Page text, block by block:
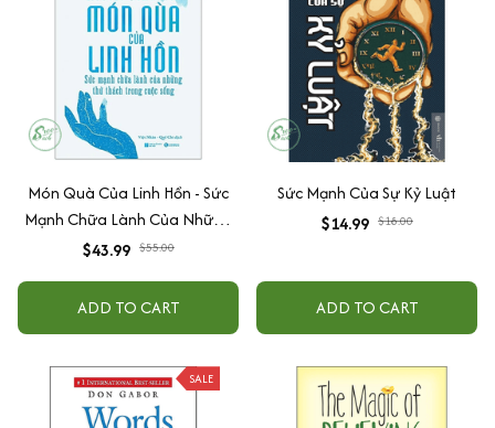
Món Quà Của Linh Hồn - Sức
Mạnh Chữa Lành Của Những
Thử Thách Trong Cuộc Sống
$43.99 $55.00
ADD TO CART
Sức Mạnh Của Sự Kỷ Luật
$14.99 $18.00
ADD TO CART
SALE